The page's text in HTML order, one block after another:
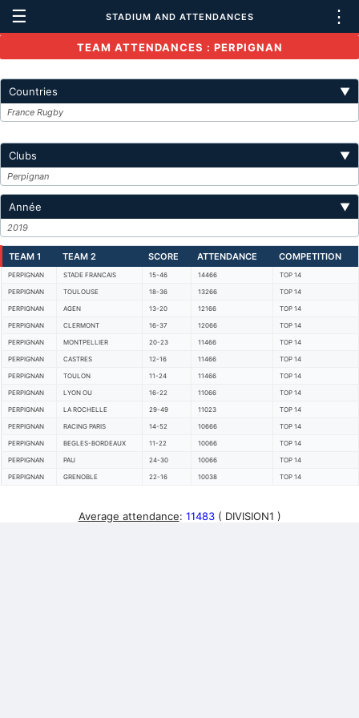
☰ STADIUM AND ATTENDANCES ⋮
TEAM ATTENDANCES : PERPIGNAN
Countries ▼
France Rugby
Clubs ▼
Perpignan
Année ▼
2019
TEAM 1 TEAM 2 SCORE ATTENDANCE COMPETITION
PERPIGNAN STADE FRANCAIS 15-46 14466 TOP 14
PERPIGNAN TOULOUSE 18-36 13266 TOP 14
PERPIGNAN AGEN 13-20 12166 TOP 14
PERPIGNAN CLERMONT 16-37 12066 TOP 14
PERPIGNAN MONTPELLIER 20-23 11466 TOP 14
PERPIGNAN CASTRES 12-16 11466 TOP 14
PERPIGNAN TOULON 11-24 11466 TOP 14
PERPIGNAN LYON OU 16-22 11066 TOP 14
PERPIGNAN LA ROCHELLE 29-49 11023 TOP 14
PERPIGNAN RACING PARIS 14-52 10666 TOP 14
PERPIGNAN BEGLES-BORDEAUX 11-22 10066 TOP 14
PERPIGNAN PAU 24-30 10066 TOP 14
PERPIGNAN GRENOBLE 22-16 10038 TOP 14
Average attendance: 11483 ( DIVISION1 )